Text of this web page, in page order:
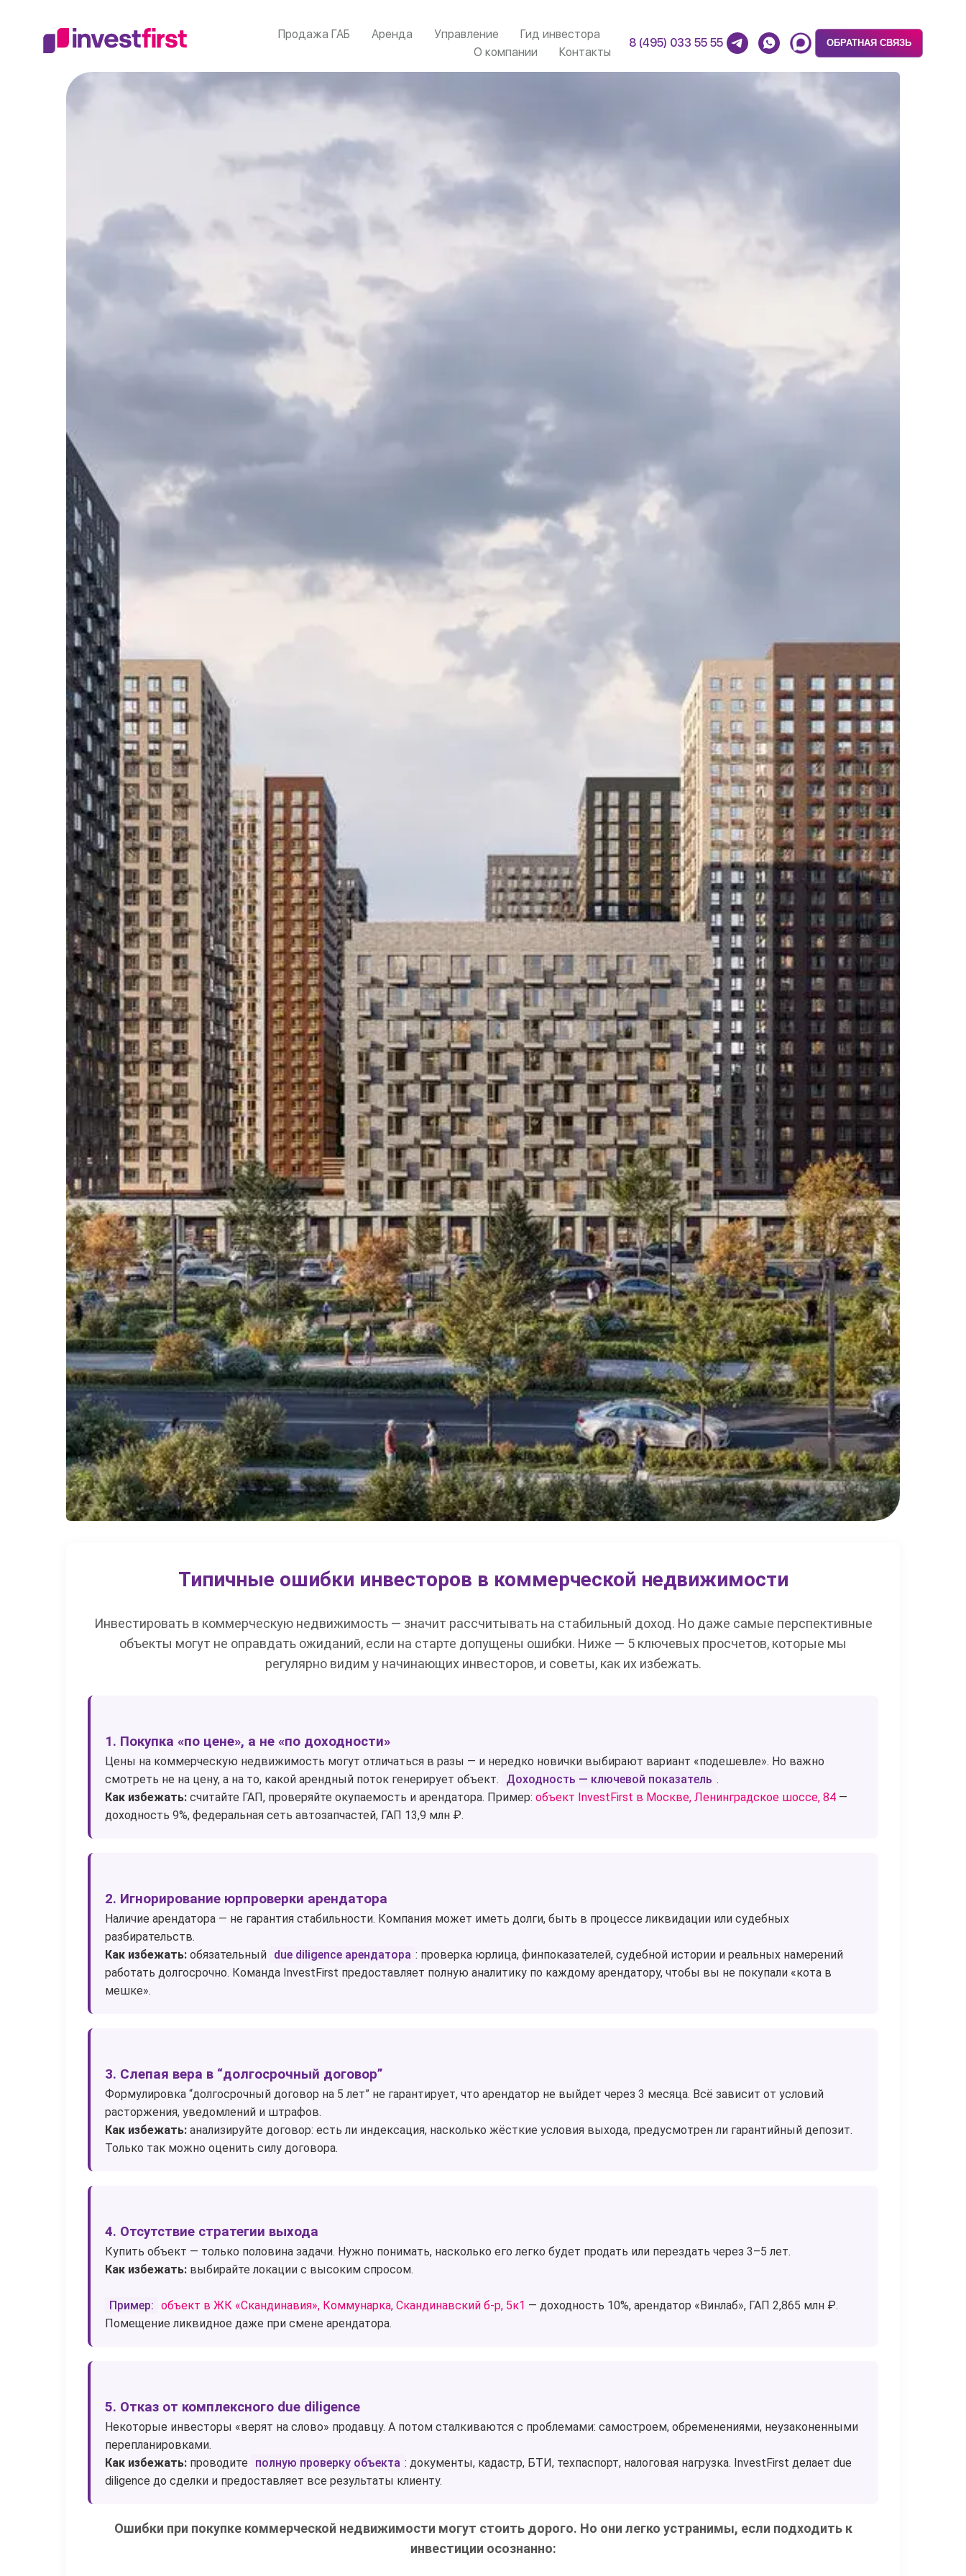
Продажа ГАБ Аренда Управление
Гид инвестора
О компании
Контакты
8 (495) 033 55 55 ОБРАТНАЯ СВЯЗЬ
Типичные ошибки инвесторов в коммерческой недвижимости
Инвестировать в коммерческую недвижимость — значит рассчитывать на стабильный доход. Но даже самые перспективные
объекты могут не оправдать ожиданий, если на старте допущены ошибки. Ниже — 5 ключевых просчетов, которые мы
регулярно видим у начинающих инвесторов, и советы, как их избежать.
1. Покупка «по цене», а не «по доходности»
Цены на коммерческую недвижимость могут отличаться в разы — и нередко новички выбирают вариант «подешевле». Но важно
смотреть не на цену, а на то, какой арендный поток генерирует объект.
Доходность — ключевой показатель .
Как избежать: считайте ГАП, проверяйте окупаемость и арендатора. Пример: объект InvestFirst в Москве, Ленинградское шоссе, 84 —
доходность 9%, федеральная сеть автозапчастей, ГАП 13,9 млн ₽.
2. Игнорирование юрпроверки арендатора
Наличие арендатора — не гарантия стабильности. Компания может иметь долги, быть в процессе ликвидации или судебных
разбирательств.
Как избежать: обязательный due diligence арендатора : проверка юрлица, финпоказателей, судебной истории и реальных намерений
работать долгосрочно. Команда InvestFirst предоставляет полную аналитику по каждому арендатору, чтобы вы не покупали «кота в
мешке».
3. Слепая вера в “долгосрочный договор”
Формулировка “долгосрочный договор на 5 лет” не гарантирует, что арендатор не выйдет через 3 месяца. Всё зависит от условий
расторжения, уведомлений и штрафов.
Как избежать: анализируйте договор: есть ли индексация, насколько жёсткие условия выхода, предусмотрен ли гарантийный депозит.
Только так можно оценить силу договора.
4. Отсутствие стратегии выхода
Купить объект — только половина задачи. Нужно понимать, насколько его легко будет продать или перездать через 3–5 лет.
Как избежать: выбирайте локации с высоким спросом.
Пример: объект в ЖК «Скандинавия», Коммунарка, Скандинавский б-р, 5к1 — доходность 10%, арендатор «Винлаб», ГАП 2,865 млн ₽.
Помещение ликвидное даже при смене арендатора.
5. Отказ от комплексного due diligence
Некоторые инвесторы «верят на слово» продавцу. А потом сталкиваются с проблемами: самостроем, обременениями, неузаконенными
перепланировками.
Как избежать: проводите полную проверку объекта : документы, кадастр, БТИ, техпаспорт, налоговая нагрузка. InvestFirst делает due
diligence до сделки и предоставляет все результаты клиенту.
Ошибки при покупке коммерческой недвижимости могут стоить дорого. Но они легко устранимы, если подходить к
инвестиции осознанно: